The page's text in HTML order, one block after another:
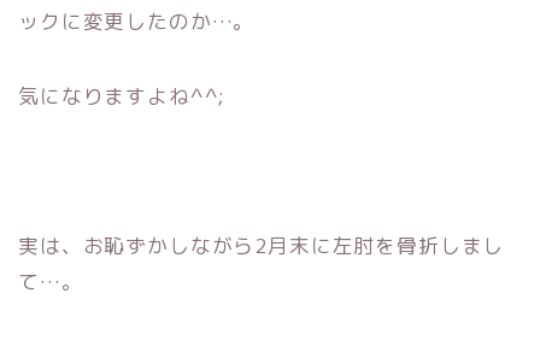
ックに変更したのか…。
気になりますよね^^;
実は、お恥ずかしながら2月末に左肘を骨折しまし
て…。